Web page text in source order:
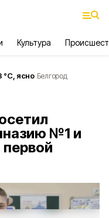
Культура
°С, ясно Белгород
№1 и
первой